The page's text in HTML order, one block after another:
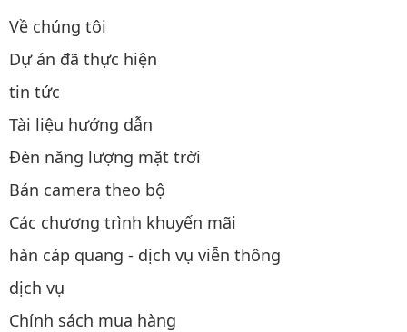
Về chúng tôi
Dự án đã thực hiện
tin tức
Tài liệu hướng dẫn
Đèn năng lượng mặt trời
Bán camera theo bộ
Các chương trình khuyến mãi
hàn cáp quang - dịch vụ viễn thông
dịch vụ
Chính sách mua hàng